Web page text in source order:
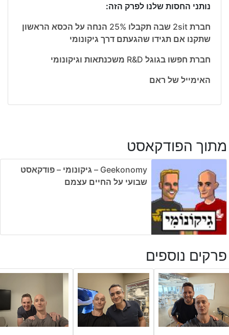
נותני החסות שלנו לפרק הזה:
חברת 2sit שבה תקבלו 25% הנחה על הכסא הראשון
שתקנו אם תגידו שהגעתם דרך גיקונומי
חברת חפשו בגוגל R&D משכנתאות וגיקונומי
האימייל של ראם
מתוך הפודקאסט
Geekonomy – גיקונומי – פודקאסט
שבועי על החיים עצמם
פרקים נוספים